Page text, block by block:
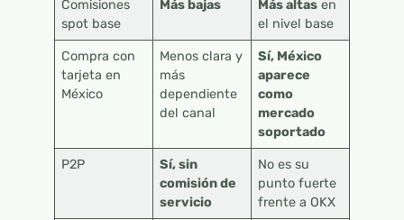
Comisiones
spot base
Más bajas Más altas en
el nivel base
Compra con
tarjeta en
México
Menos clara y
más
dependiente
del canal
Sí, México
aparece
como
mercado
soportado
P2P
Sí, sin
comisión de
servicio
No es su
punto fuerte
frente a OKX